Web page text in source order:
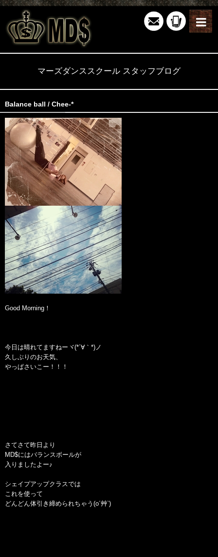
マーズダンススクール スタッフブログ
Balance ball / Chee-*
Good Morning！
今日は晴れてますねーヾ(*´∀｀*)ノ
久しぶりのお天気、
やっぱさいこー！！！
さてさて昨日より
MD$にはバランスボールが
入りましたよー♪
シェイプアップクラスでは
これを使って
どんどん体引き締められちゃう(o´艸`)